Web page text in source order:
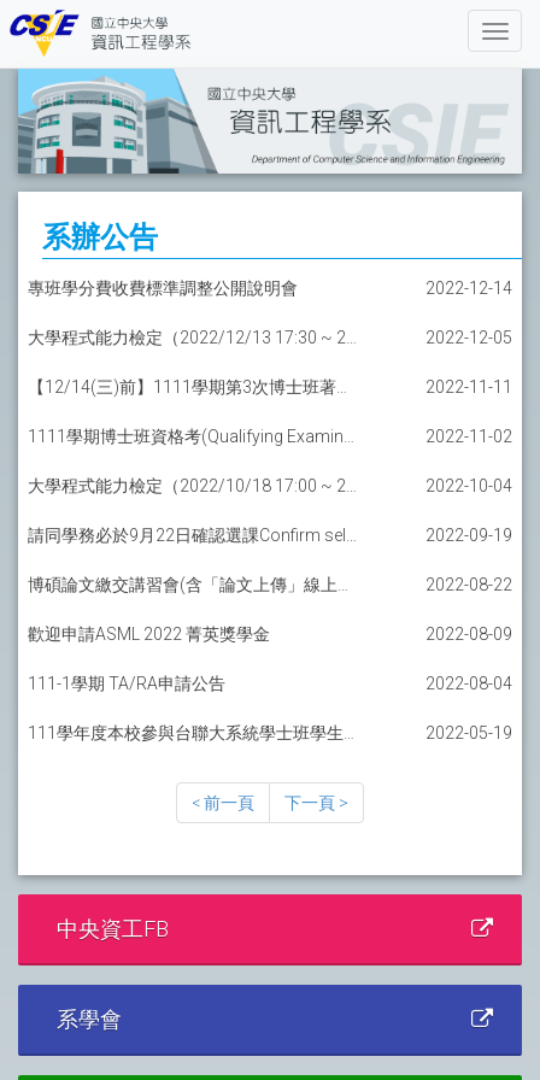
系辦公告
專班學分費收費標準調整公開說明會 2022-12-14
2022-12-05
2022-11-11
2022-11-02
2022-10-04
2022-09-19
2022-08-22
歡迎申請ASML 2022 菁英獎學金 2022-08-09
111-1學期 TA/RA申請公告 2022-08-04
2022-05-19
< 前一頁 下一頁 >
中央資工FB
系學會